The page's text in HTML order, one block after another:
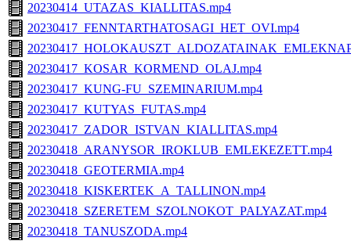
20230414_UTAZAS_KIALLITAS.mp4
20230417_FENNTARTHATOSAGI_HET_OVI.mp4
20230417_KOSAR_KORMEND_OLAJ.mp4
20230417_KUNG-FU_SZEMINARIUM.mp4
20230417_KUTYAS_FUTAS.mp4
20230417_ZADOR_ISTVAN_KIALLITAS.mp4
20230418_ARANYSOR_IROKLUB_EMLEKEZETT.mp4
20230418_GEOTERMIA.mp4
20230418_KISKERTEK_A_TALLINON.mp4
20230418_SZERETEM_SZOLNOKOT_PALYAZAT.mp4
20230418_TANUSZODA.mp4